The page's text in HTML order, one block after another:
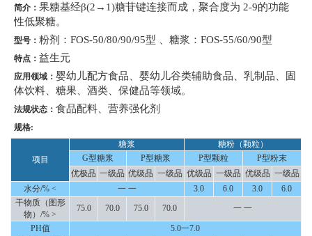
简介： 果糖基经β(2→1)糖苷键连接而成，聚合度为 2-9的功能
性低聚糖。
型号： 粉剂：FOS-50/80/90/95型 、糖浆：FOS-55/60/90型
特点： 益生元
应用领域： 婴幼儿配方食品、婴幼儿谷类辅助食品、乳制品、固
体饮料、糖果、酒类、保健品等领域。
法规状态： 食品配料、营养强化剂
规格:
项目
糖浆
糖粉（颗粒）
G型糖浆
P型糖浆 P型颗粒
P型粉末
优极品 一级品 优级品 一级品 优级品 一级品 优级品 一级品
水分/% <
一 一 3.0 6.0 3.0
6.0
干物质（图形
物）/% >
75.0 70.0 75.0 70.0 一 一
PH值
5.0一7.0